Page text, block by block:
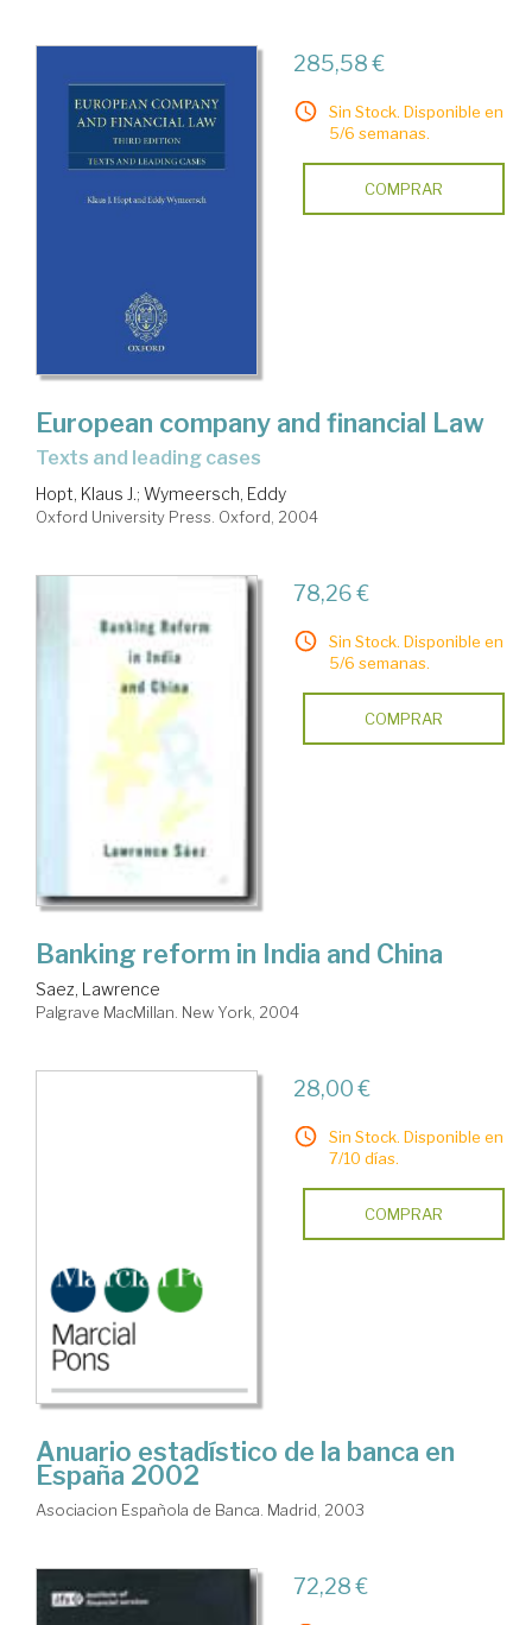
285,58 €
Sin Stock. Disponible en
5/6 semanas.
COMPRAR
European company and financial Law
texts and leading cases
Hopt, Klaus J.; Wymeersch, Eddy
Oxford University Press. Oxford, 2004
78,26 €
Sin Stock. Disponible en
5/6 semanas.
COMPRAR
Banking reform in India and China
Saez, Lawrence
Palgrave MacMillan. New York, 2004
28,00 €
Sin Stock. Disponible en
7/10 días.
COMPRAR
Anuario estadístico de la banca en
España 2002
Asociacion Española de Banca. Madrid, 2003
72,28 €